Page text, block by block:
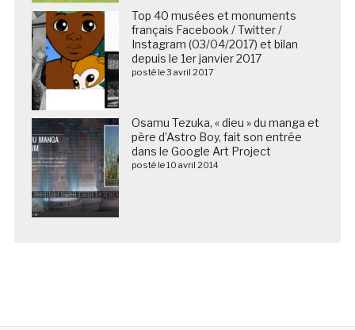
Top 40 musées et monuments
français Facebook / Twitter /
Instagram (03/04/2017) et bilan
depuis le 1er janvier 2017
posté le 3 avril 2017
Osamu Tezuka, « dieu » du manga et
père d’Astro Boy, fait son entrée
dans le Google Art Project
posté le 10 avril 2014